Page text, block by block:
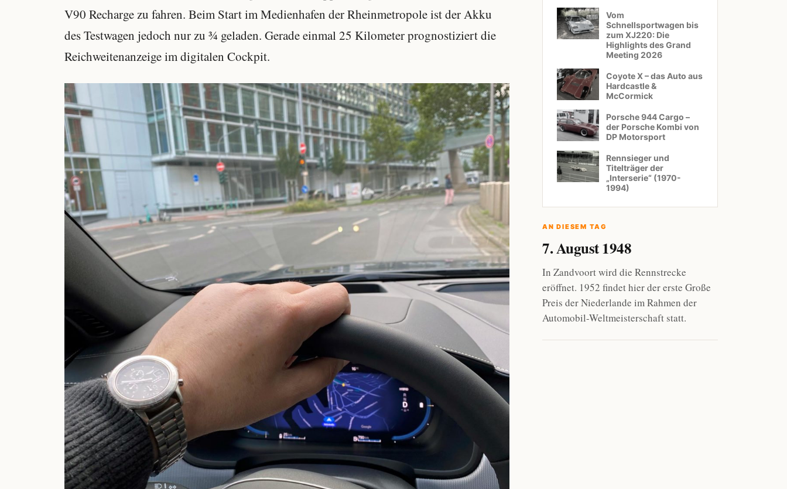
V90 Recharge zu fahren. Beim Start im Medienhafen der Rheinmetropole ist der Akku
des Testwagen jedoch nur zu ¾ geladen. Gerade einmal 25 Kilometer prognostiziert die
Reichweitenanzeige im digitalen Cockpit.
Vom
Schnellsportwagen bis
zum XJ220: Die
Highlights des Grand
Meeting 2026
Coyote X – das Auto aus
Hardcastle &
McCormick
Porsche 944 Cargo –
der Porsche Kombi von
DP Motorsport
Rennsieger und
Titelträger der
„Interserie“ (1970-
1994)
AN DIESEM TAG
7. August 1948
In Zandvoort wird die Rennstrecke
eröffnet. 1952 findet hier der erste Große
Preis der Niederlande im Rahmen der
Automobil-Weltmeisterschaft statt.